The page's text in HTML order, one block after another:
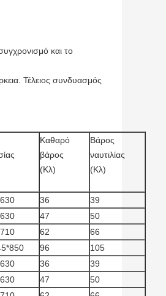
και το
Τέλειος συνδυασμός
Καθαρό
βάρος
(Κλ)
Βάρος
ναυτιλίας
(Κλ)
36
39
47
50
62
66
96
105
36
39
47
50